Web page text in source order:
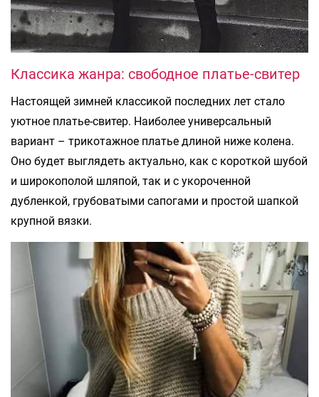
Классика жанра: свободное платье-свитер
Настоящей зимней классикой последних лет стало
уютное платье-свитер. Наиболее универсальный
вариант – трикотажное платье длиной ниже колена.
Оно будет выглядеть актуально, как с короткой шубой
и широкополой шляпой, так и с укороченной
дубленкой, грубоватыми сапогами и простой шапкой
крупной вязки.